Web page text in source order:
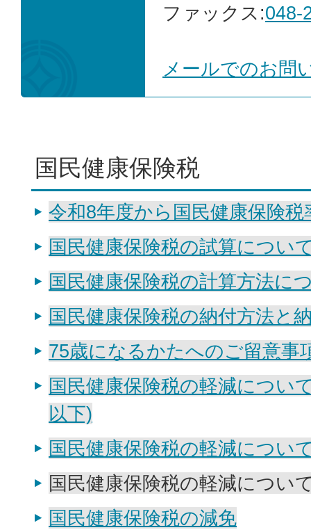
ファックス:048-
メールでのお問
国民健康保険税
令和8年度から国民健康保険
国民健康保険税の試算につい
国民健康保険税の計算方法に
国民健康保険税の納付方法と
75歳になるかたへのご留意事
国民健康保険税の軽減につい
以下)
国民健康保険税の軽減につい
国民健康保険税の軽減につい
国民健康保険税の減免